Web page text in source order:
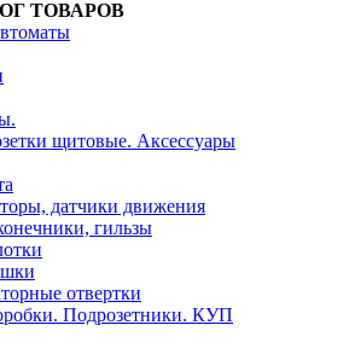
ТОВАРОВ
щитовые. Аксессуары
датчики движения
гильзы
отвертки
Подрозетники. КУП